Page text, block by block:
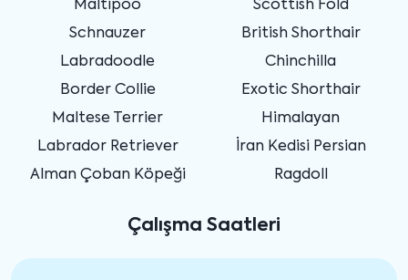
Maltipoo
Schnauzer
Labradoodle
Border Collie
Maltese Terrier
Labrador Retriever
Alman Çoban Köpeği
Scottish Fold
British Shorthair
Chinchilla
Exotic Shorthair
Himalayan
İran Kedisi Persian
Ragdoll
Çalışma Saatleri